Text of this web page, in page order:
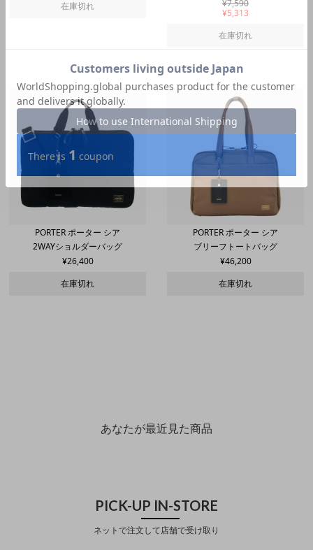
在庫切れ ¥7,590
¥5,313
在庫切れ
PORTER ポーター シア
2WAYショルダーバッグ
¥26,400
在庫切れ
PORTER ポーター シア
ブリーフトートバッグ
¥46,200
在庫切れ
あなたが最近見た商品
PICK-UP IN-STORE
ネットで注文して店舗で受け取り